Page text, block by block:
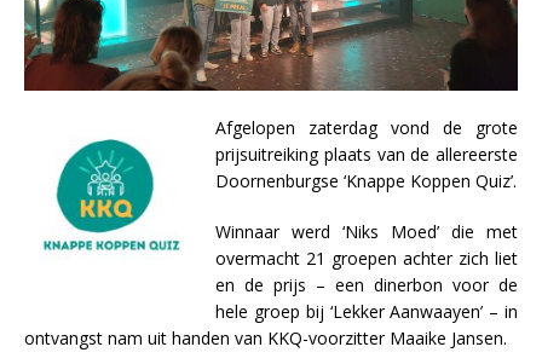
Afgelopen zaterdag vond de grote
prijsuitreiking plaats van de allereerste
Doornenburgse ‘Knappe Koppen Quiz’.
Winnaar werd ‘Niks Moed’ die met
overmacht 21 groepen achter zich liet
en de prijs – een dinerbon voor de
hele groep bij ‘Lekker Aanwaayen’ – in
ontvangst nam uit handen van KKQ-voorzitter Maaike Jansen.